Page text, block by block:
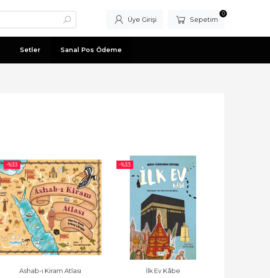
Üye Girişi Sepetim
0
Setler Sanal Pos Ödeme
-%33
Ashab-ı Kiram Atlası
-%33
İlk Ev Kâbe